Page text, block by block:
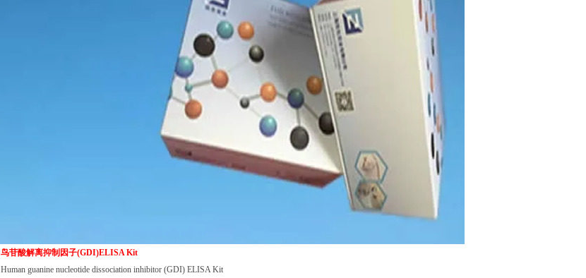
鸟苷酸解离抑制因子(GDI)ELISA Kit
Human guanine nucleotide dissociation inhibitor (GDI) ELISA Kit